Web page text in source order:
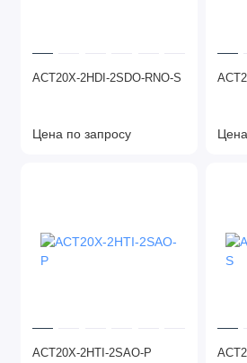
ACT20X-2HDI-2SDO-RNO-S
Цена по запросу
ACT20X-2HTI-2SAO-P